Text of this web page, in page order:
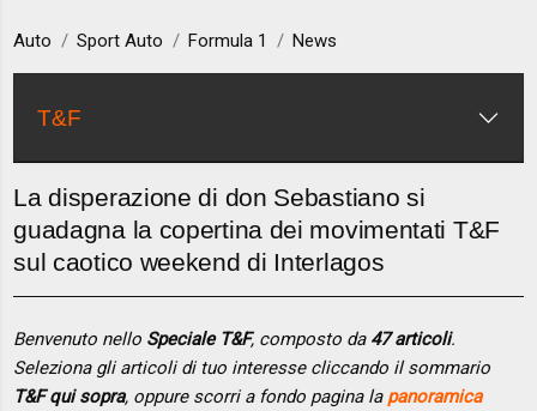
Auto Sport Auto Formula 1 News
T&F
La disperazione di don Sebastiano si
guadagna la copertina dei movimentati T&F
sul caotico weekend di Interlagos
Benvenuto nello Speciale T&F, composto da 47 articoli.
Seleziona gli articoli di tuo interesse cliccando il sommario
T&F qui sopra, oppure scorri a fondo pagina la panoramica